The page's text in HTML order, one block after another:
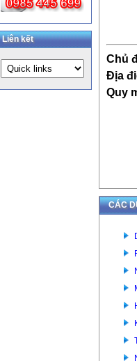
Liên kết
Chủ
Địa
Quy
CÁC